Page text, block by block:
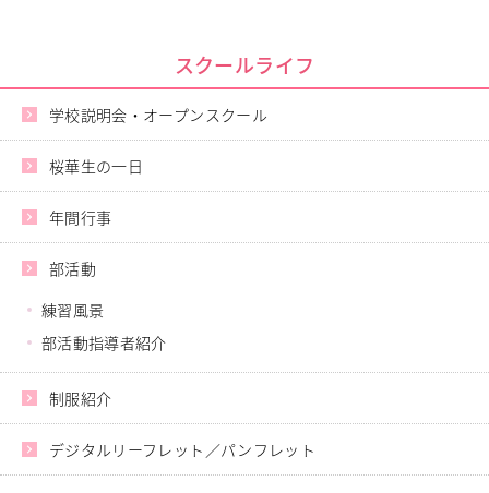
今を一所懸命に、そして大きな花を咲かせましょう。
今年も桜華をよろしくお願いします。
ハンドボール部
バレーボール部
ソフトボール部
サッカー部
ソフトテニス部
レスリング部
ダンス部
新体操部
特別競技部
美術部
ギター部
箏曲部
華道部
書道部
吹奏楽部
スクールライフ
学校説明会・オープンスクール
桜華生の一日
年間行事
部活動
練習風景
部活動指導者紹介
制服紹介
デジタルリーフレット／パンフレット